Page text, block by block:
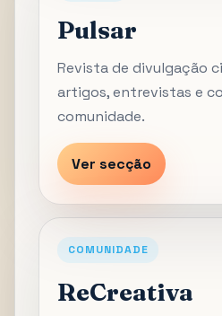
Pulsar
Revista de divulgação
artigos, entrevistas e
comunidade.
Ver secção
COMUNIDADE
ReCreativa